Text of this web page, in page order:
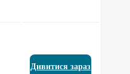
Дивитися зараз